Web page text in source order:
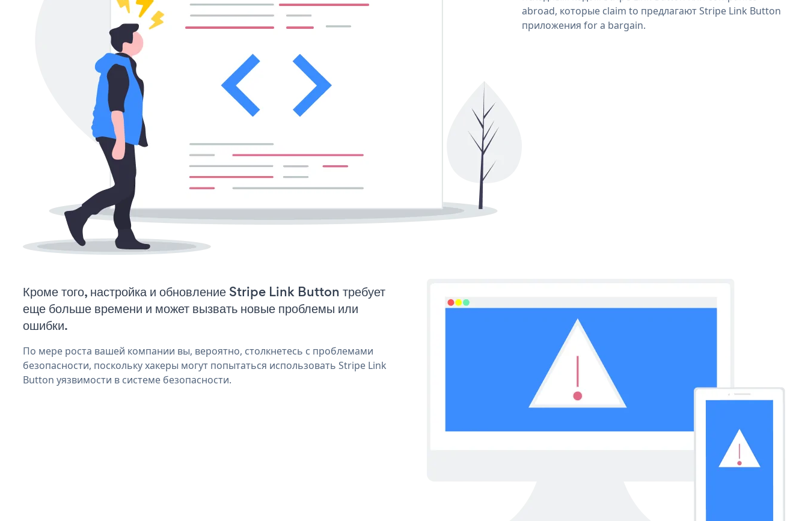
abroad, которые claim to предлагают Stripe Link Button
приложения for a bargain.
Кроме того, настройка и обновление Stripe Link Button требует
еще больше времени и может вызвать новые проблемы или
ошибки.
По мере роста вашей компании вы, вероятно, столкнетесь с проблемами
безопасности, поскольку хакеры могут попытаться использовать Stripe Link
Button уязвимости в системе безопасности.